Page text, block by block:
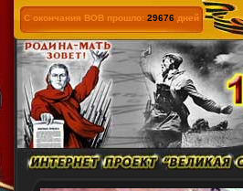
С окончания ВОВ прошло: 29676 дней